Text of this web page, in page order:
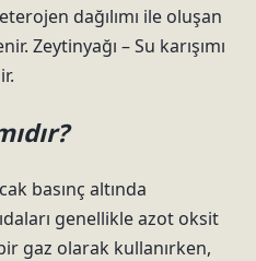
dağılımı ile oluşan
Zeytinyağı – Su karışımı
basınç altında
genellikle azot oksit
gaz olarak kullanırken,